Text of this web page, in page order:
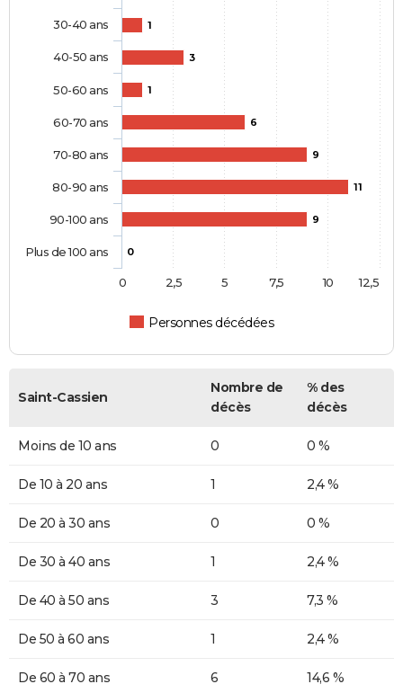
1
3
1
6
9
11
9
0
Personnes décédées
30-40 ans
40-50 ans
50-60 ans
60-70 ans
70-80 ans
80-90 ans
90-100 ans
Plus de 100 ans
0 10
2,5 5 7,5 12,5
Saint-Cassien
Nombre de
décès
% des
décès
Moins de 10 ans 0 0 %
De 10 à 20 ans 1 2,4 %
De 20 à 30 ans 0 0 %
De 30 à 40 ans 1 2,4 %
De 40 à 50 ans 3 7,3 %
De 50 à 60 ans 1 2,4 %
De 60 à 70 ans 6 14,6 %